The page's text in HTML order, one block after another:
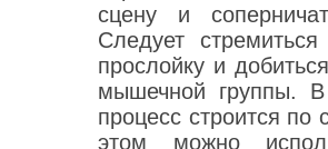
сцену и
Следует
прослойку и
мышечной группы. В
процесс строится по
этом можно